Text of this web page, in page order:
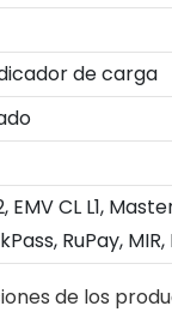
de carga
EMV CL L1,
RuPay,
de los